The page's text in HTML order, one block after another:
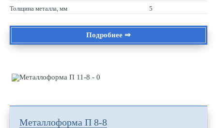
Толщина металла, мм
5
Подробнее ⇒
Металлоформа П 8-8